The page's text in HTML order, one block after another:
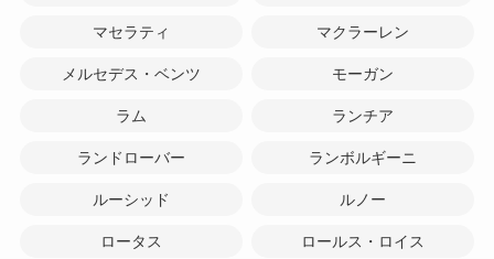
マセラティ マクラーレン
メルセデス・ベンツ モーガン
ラム ランチア
ランドローバー ランボルギーニ
ルーシッド ルノー
ロータス ロールス・ロイス